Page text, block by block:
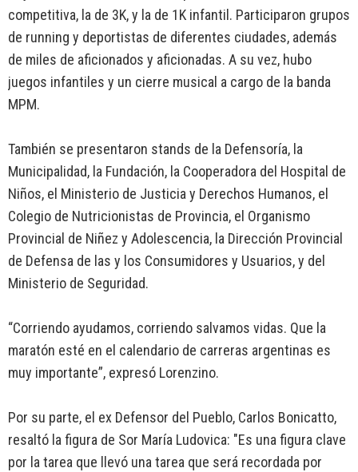
competitiva, la de 3K, y la de 1K infantil. Participaron grupos
de running y deportistas de diferentes ciudades, además
de miles de aficionados y aficionadas. A su vez, hubo
juegos infantiles y un cierre musical a cargo de la banda
MPM.
También se presentaron stands de la Defensoría, la
Municipalidad, la Fundación, la Cooperadora del Hospital de
Niños, el Ministerio de Justicia y Derechos Humanos, el
Colegio de Nutricionistas de Provincia, el Organismo
Provincial de Niñez y Adolescencia, la Dirección Provincial
de Defensa de las y los Consumidores y Usuarios, y del
Ministerio de Seguridad.
“Corriendo ayudamos, corriendo salvamos vidas. Que la
maratón esté en el calendario de carreras argentinas es
muy importante”, expresó Lorenzino.
Por su parte, el ex Defensor del Pueblo, Carlos Bonicatto,
resaltó la figura de Sor María Ludovica: "Es una figura clave
por la tarea que llevó una tarea que será recordada por